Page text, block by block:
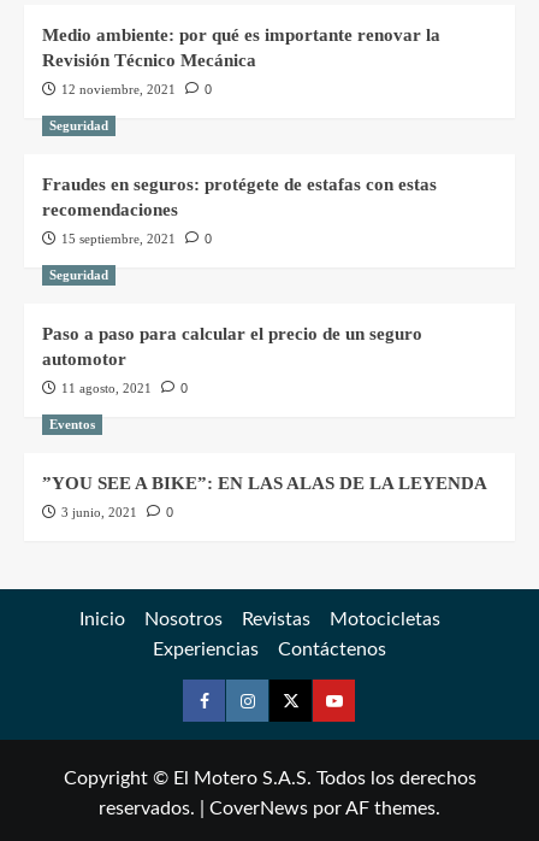
Medio ambiente: por qué es importante renovar la
Revisión Técnico Mecánica
12 noviembre, 2021 0
Seguridad
Fraudes en seguros: protégete de estafas con estas
recomendaciones
15 septiembre, 2021 0
Seguridad
Paso a paso para calcular el precio de un seguro
automotor
11 agosto, 2021 0
Eventos
”YOU SEE A BIKE”: EN LAS ALAS DE LA LEYENDA
3 junio, 2021 0
Inicio Nosotros Revistas
Motocicletas
Experiencias
Contáctenos
Copyright © El Motero S.A.S. Todos los derechos
reservados.
CoverNews por AF themes.